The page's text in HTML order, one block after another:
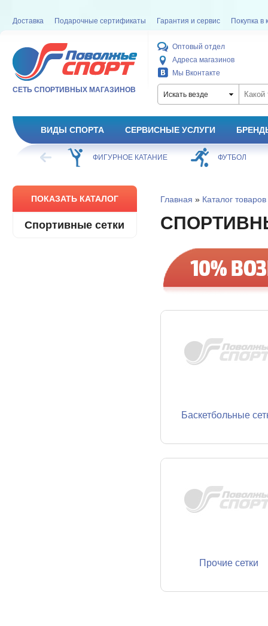
Доставка Подарочные сертификаты Гарантия и сервис Покупка в
СЕТЬ СПОРТИВНЫХ МАГАЗИНОВ
Оптовый отдел
Адреса магазинов
Мы Вконтакте
Искать везде
ВИДЫ СПОРТА СЕРВИСНЫЕ УСЛУГИ
ХОККЕЙ ФИГУРНОЕ КАТАНИЕ ФУТБОЛ
ПОКАЗАТЬ КАТАЛОГ
Спортивные сетки
Главная » Каталог товаров
Баскетбольные
Прочие сетки